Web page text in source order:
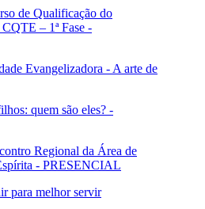
de Qualificação do
– 1ª Fase -
Evangelizadora - A arte de
quem são eles? -
Regional da Área de
- PRESENCIAL
para melhor servir